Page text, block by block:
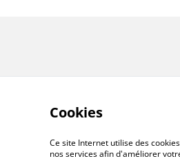
Cookies
Ce site Internet utilise des
nos services afin d'améliorer